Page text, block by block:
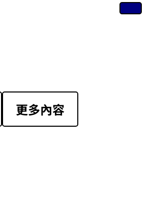
更多內容